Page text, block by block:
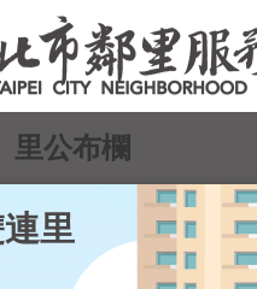
里
里公布欄